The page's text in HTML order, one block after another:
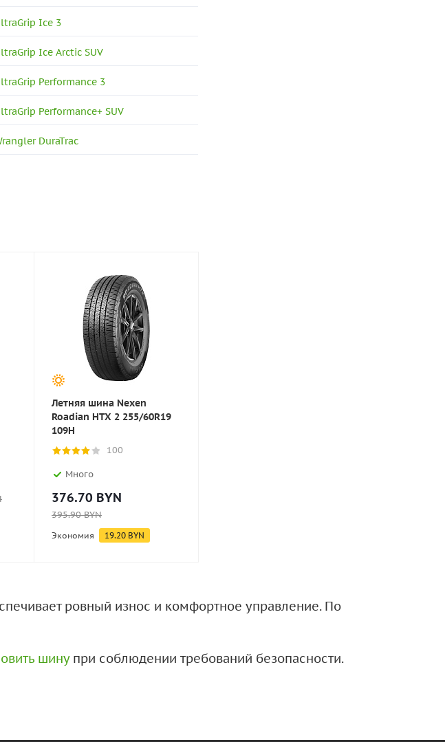
Ice 3
Ice Arctic SUV
Performance 3
Performance+ SUV
DuraTrac
Летняя шина Nexen
Roadian HTX 2 255/60R19
109H
100
Много
376.70 BYN
395.90BYN
Экономия 19.20 BYN
ровный износ и комфортное управление. По
шинупри соблюдении требований безопасности.